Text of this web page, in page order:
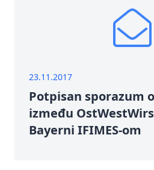
23.11.2017
Potpisan sporazum
između
Bayerni IFIMES-om